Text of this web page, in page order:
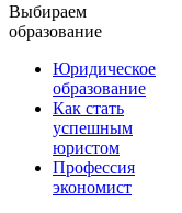
Выбираем
образование
Юридическое
образование
Как стать
успешным
юристом
Профессия
экономист